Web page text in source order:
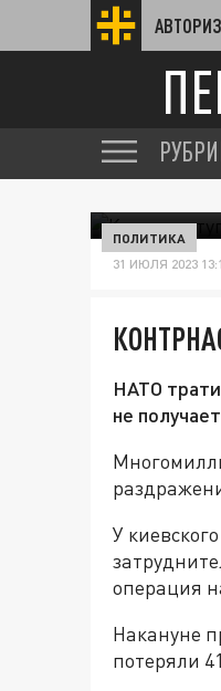
ПОЛИТИКА
31 ИЮЛЯ 2023
НАТО
не
У
операция
Накануне
потеряли